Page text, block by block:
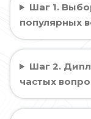
Шаг 1.
популярных
Шаг 2.
частых